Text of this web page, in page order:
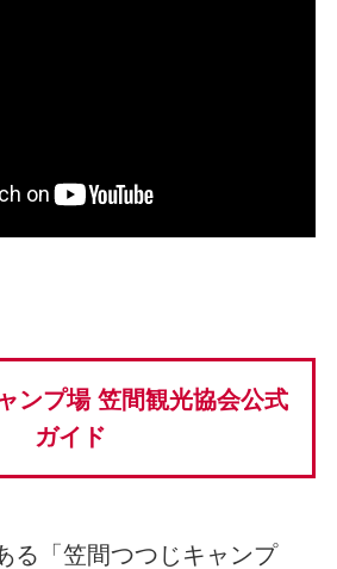
ンプ場 笠間観光協会公式
ガイド
る「笠間つつじキャンプ